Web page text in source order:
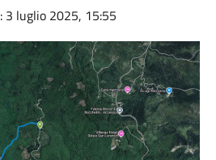
: 3 luglio 2025, 15:55